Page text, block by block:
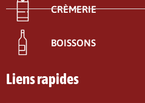
CRÈMERIE
BOISSONS
Liens rapides